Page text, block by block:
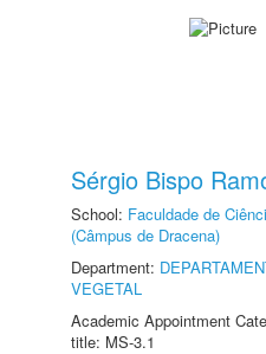
Sérgio Bispo
School: Faculdade de
(Câmpus de Dracena)
Department:
VEGETAL
Academic Appointment
title: MS-3.1